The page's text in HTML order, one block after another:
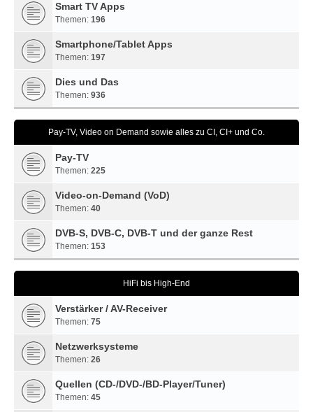
Smart TV Apps
Themen: 196
Smartphone/Tablet Apps
Themen: 197
Dies und Das
Themen: 936
Pay-TV, Video on Demand sowie alles zu CI, CI+ und Co.
Pay-TV
Themen: 225
Video-on-Demand (VoD)
Themen: 40
DVB-S, DVB-C, DVB-T und der ganze Rest
Themen: 153
HiFi bis High-End
Verstärker / AV-Receiver
Themen: 75
Netzwerksysteme
Themen: 26
Quellen (CD-/DVD-/BD-Player/Tuner)
Themen: 45